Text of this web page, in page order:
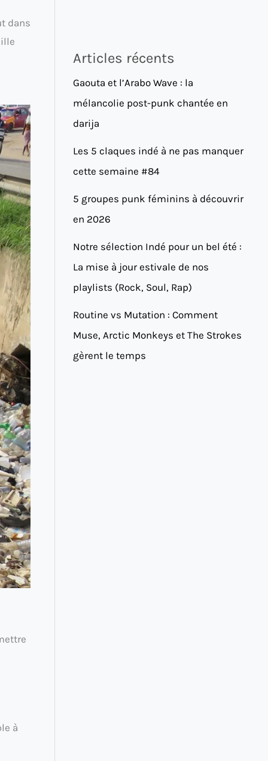
dans
à
Articles récents
Gaouta et l’Arabo Wave : la
mélancolie post-punk chantée en
darija
Les 5 claques indé à ne pas manquer
cette semaine #84
5 groupes punk féminins à découvrir
en 2026
Notre sélection Indé pour un bel été :
La mise à jour estivale de nos
playlists (Rock, Soul, Rap)
Routine vs Mutation : Comment
Muse, Arctic Monkeys et The Strokes
gèrent le temps